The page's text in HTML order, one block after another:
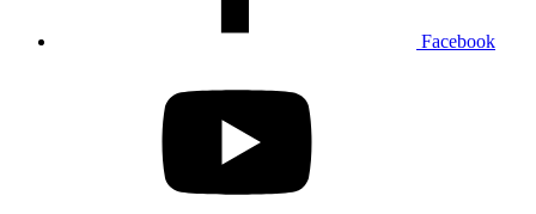
Facebook